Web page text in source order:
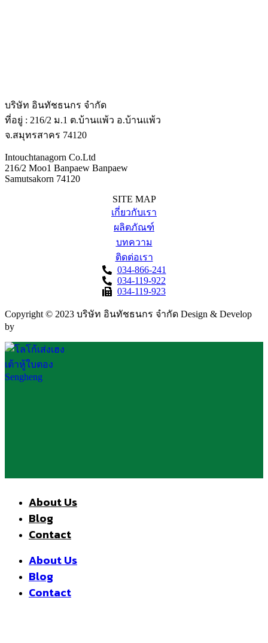
บริษัท อินทัชธนกร จำกัด
ที่อยู่ : 216/2 ม.1 ต.บ้านแพ้ว อ.บ้านแพ้ว
จ.สมุทรสาคร 74120
Intouchtanagorn Co.Ltd
216/2 Moo1 Banpaew Banpaew
Samutsakorn 74120
SITE MAP
เกี่ยวกับเรา
ผลิตภัณฑ์
บทความ
ติดต่อเรา
034-866-241
034-119-922
034-119-923
Copyright © 2023 บริษัท อินทัชธนกร จำกัด Design & Develop
by
About Us
Blog
Contact
About Us
Blog
Contact